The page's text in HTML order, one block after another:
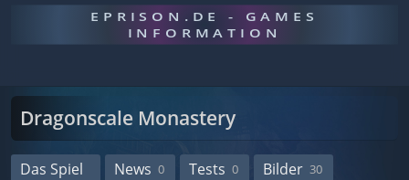
EPRISON.DE - GAMES
INFORMATION
Dragonscale Monastery
Das Spiel News 0 Tests 0 Bilder 30